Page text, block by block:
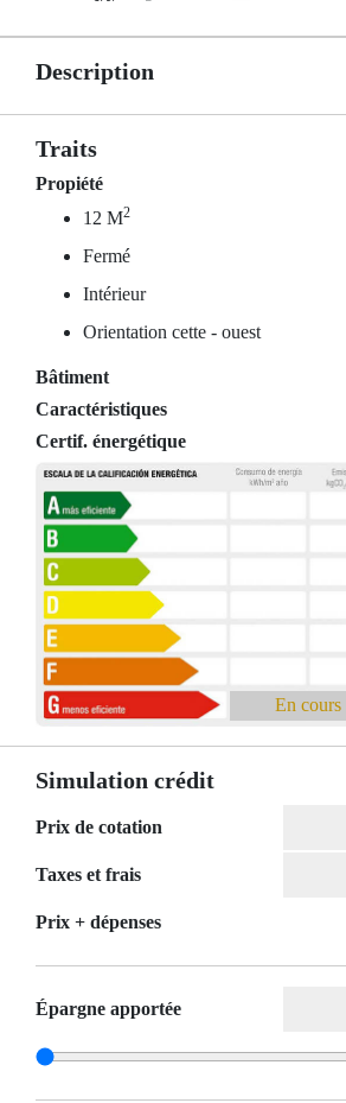
Description
Traits
Propiété
12 M2
Fermé
Intérieur
Orientation cette - ouest
Bâtiment
Caractéristiques
Certif. énergétique
En cours
Simulation crédit
Prix de cotation
Taxes et frais
Prix ​​+ dépenses
Épargne apportée